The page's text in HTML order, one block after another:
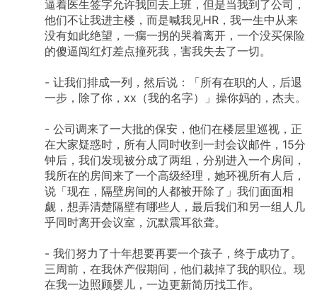
逼着医生签字允许我回去上班，但是当我到了公司，
他们不让我进主楼，而是喊我见HR，我一生中从来
没有如此绝望，一瘸一拐的哭着离开，一个没买保险
的傻逼闯红灯差点撞死我，害我失去了一切。
- 让我们排成一列，然后说：「所有在职的人，后退
一步，除了你，xx（我的名字）」操你妈的，杰夫。
- 公司调来了一大批的保安，他们在楼层里巡视，正
在大家疑惑时，所有人同时收到一封会议邮件，15分
钟后，我们发现被分成了两组，分别进入一个房间，
我所在的房间来了一个高级经理，她环视所有人后，
说「现在，隔壁房间的人都被开除了」我们面面相
觑，想弄清楚隔壁有哪些人，最后我们和另一组人几
乎同时离开会议室，沉默震耳欲聋。
- 我们努力了十年想要再要一个孩子，终于成功了。
三周前，在我休产假期间，他们裁掉了我的职位。现
在我一边照顾婴儿，一边更新简历找工作。